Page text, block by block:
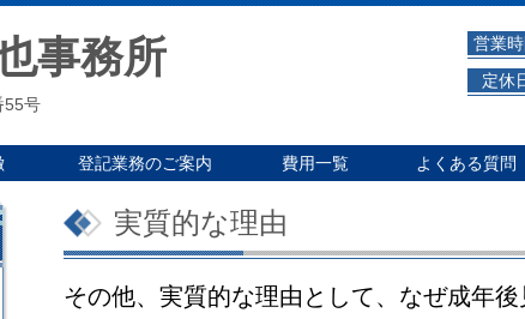
事務所
55号
営業
定休
登記業務のご案内 費用一覧 よくある質問
実質的な理由
その他、実質的な理由として、なぜ成年